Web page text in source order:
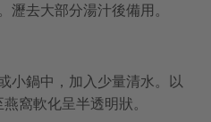
瀝去大部分湯汁後備用。
小鍋中，加入少量清水。以
窩軟化呈半透明狀。